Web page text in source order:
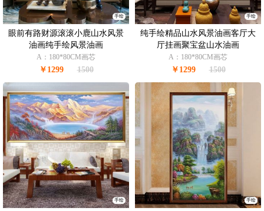
手绘
眼前有路财源滚滚小鹿山水风景
油画纯手绘风景油画
A：180*80CM画芯
￥1299 1500
手绘
纯手绘精品山水风景油画客厅大
厅挂画聚宝盆山水油画
A：180*80CM画芯
￥1299 1500
手绘 手绘